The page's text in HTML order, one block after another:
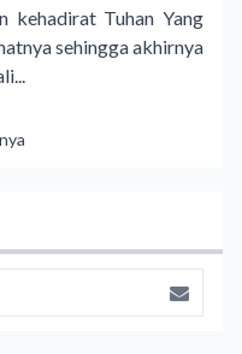
kehadirat Tuhan Yang
sehingga akhirnya